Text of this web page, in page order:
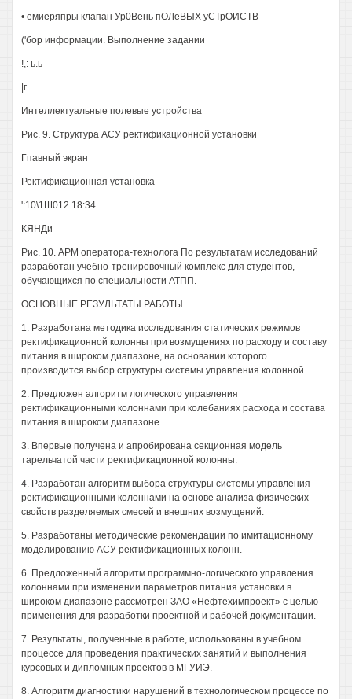
• емиеряпры клапан Ур0Вень пОЛеВЫХ уСТрОИСТВ
('бор информации. Выполнение задании
!,: ь.ь
|г
Интеллектуальные полевые устройства
Рис. 9. Структура АСУ ректификационной установки
Гпавный экран
Ректификационная установка
':10\1Ш012 18:34
КЯНДи
Рис. 10. АРМ оператора-технолога По результатам исследований
разработан учебно-тренировочный комплекс для студентов,
обучающихся по специальности АТПП.
ОСНОВНЫЕ РЕЗУЛЬТАТЫ РАБОТЫ
1. Разработана методика исследования статических режимов
ректификационной колонны при возмущениях по расходу и составу
питания в широком диапазоне, на основании которого
производится выбор структуры системы управления колонной.
2. Предложен алгоритм логического управления
ректификационными колоннами при колебаниях расхода и состава
питания в широком диапазоне.
3. Впервые получена и апробирована секционная модель
тарельчатой части ректификационной колонны.
4. Разработан алгоритм выбора структуры системы управления
ректификационными колоннами на основе анализа физических
свойств разделяемых смесей и внешних возмущений.
5. Разработаны методические рекомендации по имитационному
моделированию АСУ ректификационных колонн.
6. Предложенный алгоритм программно-логического управления
колоннами при изменении параметров питания установки в
широком диапазоне рассмотрен ЗАО «Нефтехимпроект» с целью
применения для разработки проектной и рабочей документации.
7. Результаты, полученные в работе, использованы в учебном
процессе для проведения практических занятий и выполнения
курсовых и дипломных проектов в МГУИЭ.
8. Алгоритм диагностики нарушений в технологическом процессе по